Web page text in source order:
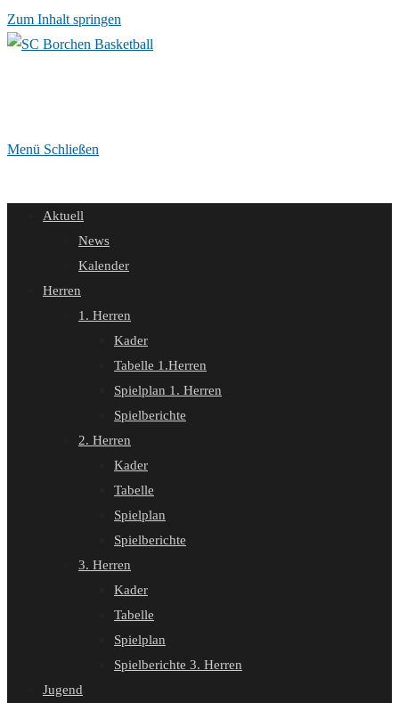
Zum Inhalt springen
Menü Schließen
Aktuell
News
Kalender
Herren
1. Herren
Kader
Tabelle 1.Herren
Spielplan 1. Herren
Spielberichte
2. Herren
Kader
Tabelle
Spielplan
Spielberichte
3. Herren
Kader
Tabelle
Spielplan
Spielberichte 3. Herren
Jugend